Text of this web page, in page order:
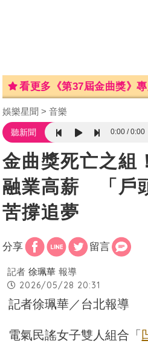
看更多《第37屆金曲獎》
娛樂星聞 音樂
聽新聞 0:00 0:00
金曲獎死亡之組
融業高薪 「戶
苦撐追夢
分享 留言
記者 徐珮華 報導
2026/05/28 20:31
記者徐珮華／台北報導
電氣民謠女子雙人組合「